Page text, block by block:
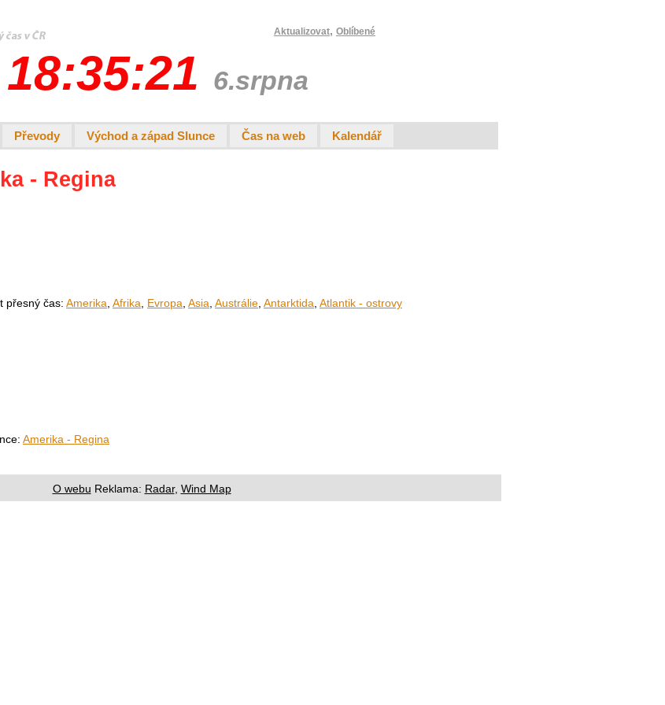
Aktualizovat, Oblíbené
18:35:21 6.srpna
Převody Východ a západ Slunce Čas na web Kalendář
- Regina
přesný čas: Amerika, Afrika, Evropa, Asia, Austrálie, Antarktida, Atlantik - ostrovy
Amerika - Regina
O webu Reklama: Radar, Wind Map